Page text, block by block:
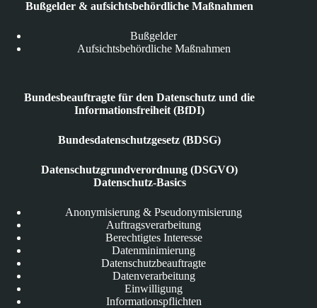
Bußgelder & aufsichtsbehördliche Maßnahmen
Bußgelder
Aufsichtsbehördliche Maßnahmen
Bundesbeauftragte für den Datenschutz und die
Informationsfreiheit (BfDI)
Bundesdatenschutzgesetz (BDSG)
Datenschutzgrundverordnung (DSGVO)
Datenschutz-Basics
Anonymisierung & Pseudonymisierung
Auftragsverarbeitung
Berechtigtes Interesse
Datenminimierung
Datenschutzbeauftragte
Datenverarbeitung
Einwilligung
Informationspflichten